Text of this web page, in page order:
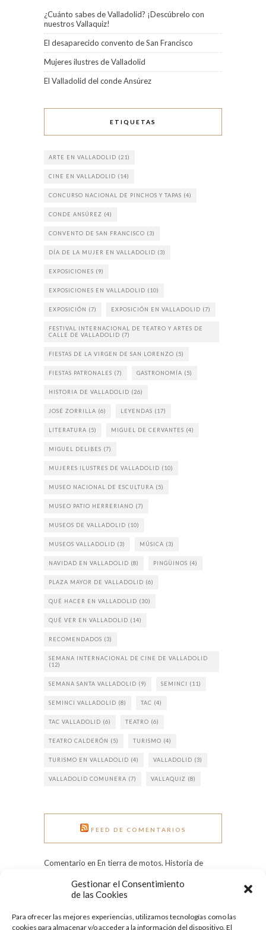
Gestionar el Consentimiento
de las Cookies
Para ofrecer las mejores experiencias, utilizamos tecnologías como las
cookies para almacenar y/o acceder a la información del dispositivo. El
¿Cuánto sabes de Valladolid? ¡Descúbrelo con
nuestros Vallaquiz!
El desaparecido convento de San Francisco
Mujeres ilustres de Valladolid
El Valladolid del conde Ansúrez
ETIQUETAS
ARTE EN VALLADOLID (21)
CINE EN VALLADOLID (14)
CONCURSO NACIONAL DE PINCHOS Y TAPAS (4)
CONDE ANSÚREZ (4)
CONVENTO DE SAN FRANCISCO (3)
DÍA DE LA MUJER EN VALLADOLID (3)
EXPOSICIONES (9)
EXPOSICIONES EN VALLADOLID (10)
EXPOSICIÓN (7) EXPOSICIÓN EN VALLADOLID (7)
FESTIVAL INTERNACIONAL DE TEATRO Y ARTES DE
CALLE DE VALLADOLID (7)
FIESTAS DE LA VIRGEN DE SAN LORENZO (5)
FIESTAS PATRONALES (7) GASTRONOMÍA (5)
HISTORIA DE VALLADOLID (26)
JOSÉ ZORRILLA (6) LEYENDAS (17)
LITERATURA (5) MIGUEL DE CERVANTES (4)
MIGUEL DELIBES (7)
MUJERES ILUSTRES DE VALLADOLID (10)
MUSEO NACIONAL DE ESCULTURA (5)
MUSEO PATIO HERRERIANO (7)
MUSEOS DE VALLADOLID (10)
MUSEOS VALLADOLID (3) MÚSICA (3)
NAVIDAD EN VALLADOLID (8) PINGÜINOS (4)
PLAZA MAYOR DE VALLADOLID (6)
QUÉ HACER EN VALLADOLID (30)
QUÉ VER EN VALLADOLID (14)
RECOMENDADOS (3)
SEMANA INTERNACIONAL DE CINE DE VALLADOLID
(12)
SEMANA SANTA VALLADOLID (9) SEMINCI (11)
SEMINCI VALLADOLID (8) TAC (4)
TAC VALLADOLID (6) TEATRO (6)
TEATRO CALDERÓN (5) TURISMO (4)
TURISMO EN VALLADOLID (4) VALLADOLID (3)
VALLADOLID COMUNERA (7) VALLAQUIZ (8)
FEED DE COMENTARIOS
Comentario en En tierra de motos. Historia de
Comentario en Grandes heladas: el Pisuerga
congelado en 1971 por Tere
Comentario en Día Internacional de la Mujer: